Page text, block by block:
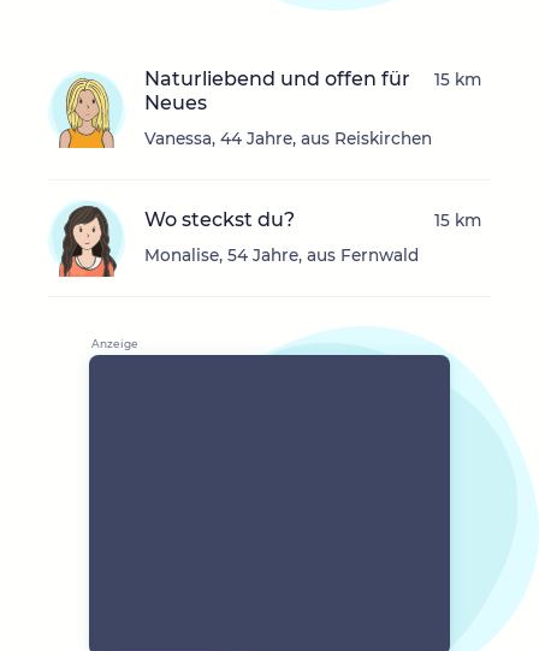
Naturliebend und offen für
Neues
Vanessa, 44 Jahre, aus Reiskirchen
15 km
Wo steckst du?
Monalise, 54 Jahre, aus Fernwald
15 km